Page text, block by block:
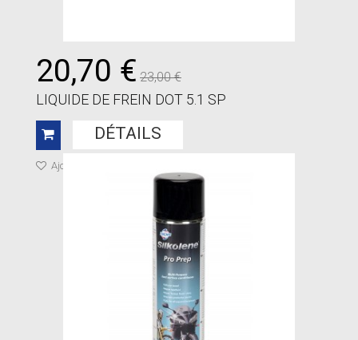
20,70 € 23,00 €
LIQUIDE DE FREIN DOT 5.1 SP
DÉTAILS
Ajouter à ma liste de cadeaux